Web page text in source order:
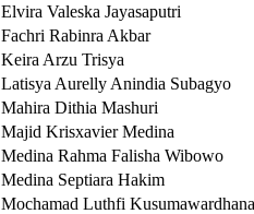
Elvira Valeska Jayasaputri
Fachri Rabinra Akbar
Keira Arzu Trisya
Latisya Aurelly Anindia Subagyo
Mahira Dithia Mashuri
Majid Krisxavier Medina
Medina Rahma Falisha Wibowo
Medina Septiara Hakim
Mochamad Luthfi Kusumawardhana